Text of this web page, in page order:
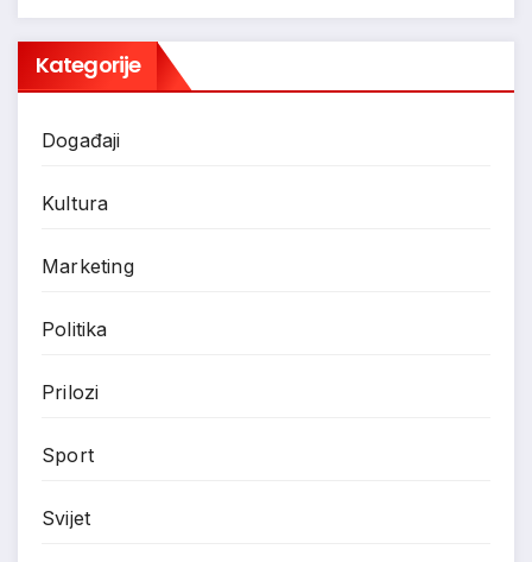
Kategorije
Događaji
Kultura
Marketing
Politika
Prilozi
Sport
Svijet